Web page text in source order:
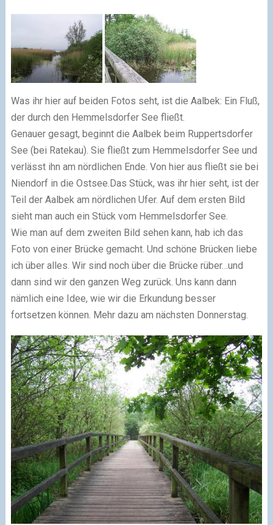
Was ihr hier auf beiden Fotos seht, ist die Aalbek: Ein Fluß,
der durch den Hemmelsdorfer See fließt.
Genauer gesagt, beginnt die Aalbek beim Ruppertsdorfer
See (bei Ratekau). Sie fließt zum Hemmelsdorfer See und
verlässt ihn am nördlichen Ende. Von hier aus fließt sie bei
Niendorf in die Ostsee.Das Stück, was ihr hier seht, ist der
Teil der Aalbek am nördlichen Ufer. Auf dem ersten Bild
sieht man auch ein Stück vom Hemmelsdorfer See.
Wie man auf dem zweiten Bild sehen kann, hab ich das
Foto von einer Brücke gemacht. Und schöne Brücken liebe
ich über alles. Wir sind noch über die Brücke rüber…und
dann sind wir den ganzen Weg zurück. Uns kann dann
nämlich eine Idee, wie wir die Erkundung besser
fortsetzen können. Mehr dazu am nächsten Donnerstag.